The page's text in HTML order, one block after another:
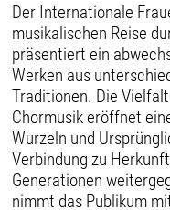
Der Internationale
musikalischen Reise
präsentiert ein
Werken aus
Traditionen. Die
Chormusik eröffnet
Wurzeln und
Verbindung zu
Generationen
nimmt das Publikum